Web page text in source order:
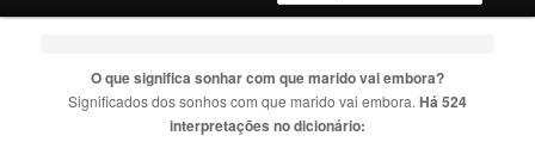
O que significa sonhar com que marido vai embora?
Significados dos sonhos com que marido vai embora. Há 524
interpretações no dicionário: